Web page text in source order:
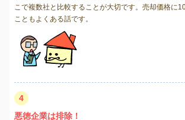
こで複数社と比較することが大切です。売却価格に
こともよくある話です。
4
悪徳企業は排除！